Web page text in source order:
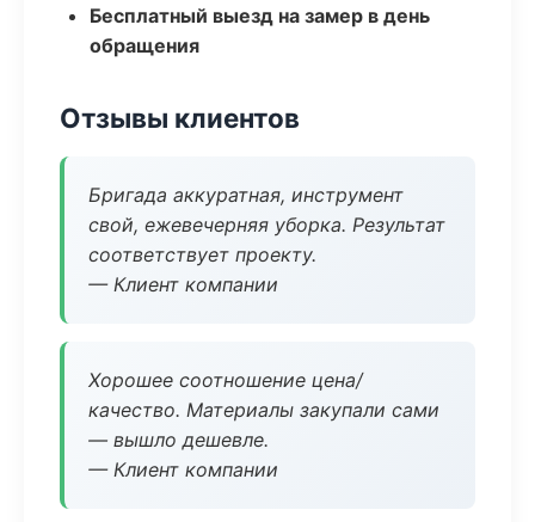
Бесплатный выезд на замер в день
обращения
Отзывы клиентов
Бригада аккуратная, инструмент
свой, ежевечерняя уборка. Результат
соответствует проекту.
— Клиент компании
Хорошее соотношение цена/
качество. Материалы закупали сами
— вышло дешевле.
— Клиент компании